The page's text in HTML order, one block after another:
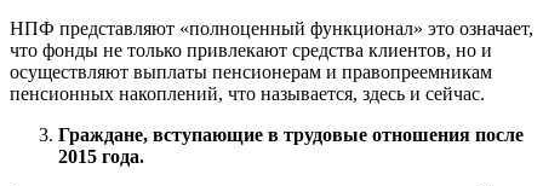
НПФ представляют «полноценный функционал» это означает,
что фонды не только привлекают средства клиентов, но и
осуществляют выплаты пенсионерам и правопреемникам
пенсионных накоплений, что называется, здесь и сейчас.
Граждане, вступающие в трудовые отношения после
2015 года.